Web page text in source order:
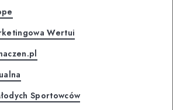
Wertui
Sportowców